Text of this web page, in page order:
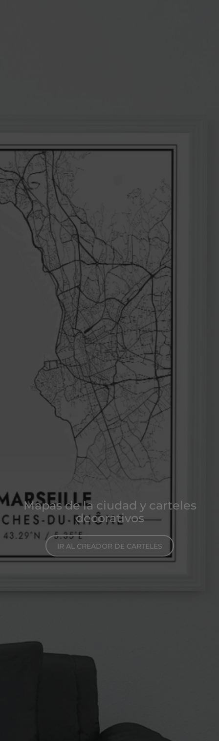
Mapas de la ciudad y carteles
decorativos
IR AL CREADOR DE CARTELES